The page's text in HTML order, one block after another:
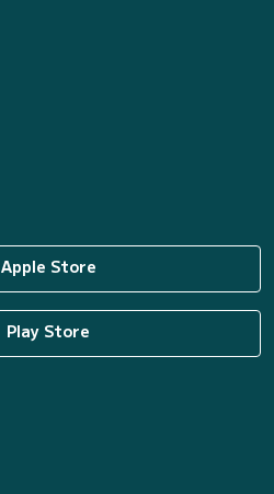
Apple Store
Play Store